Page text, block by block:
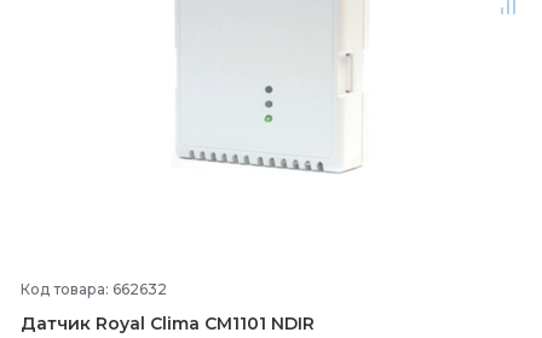
Код товара: 662632
Датчик Royal Clima CM1101 NDIR